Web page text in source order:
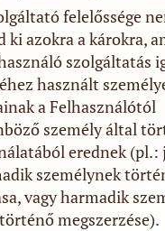
felelőssége
ki azokra a károkra,
szolgáltatás
használt
a Felhasználótól
személy által
erednek (pl.:
személynek
vagy harmadik
megszerzése).